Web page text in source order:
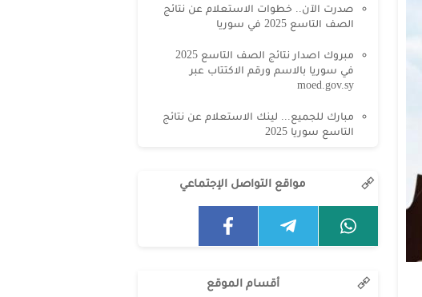
صدرت الآن.. خطوات الاستعلام عن نتائج
الصف التاسع 2025 في سوريا
مبروك اصدار نتائج الصف التاسع 2025
في سوريا بالاسم ورقم الاكتتاب عبر
moed.gov.sy
مبارك للجميع... لينك الاستعلام عن نتائج
التاسع سوريا 2025
مواقع التواصل الإجتماعي
أقسام الموقع